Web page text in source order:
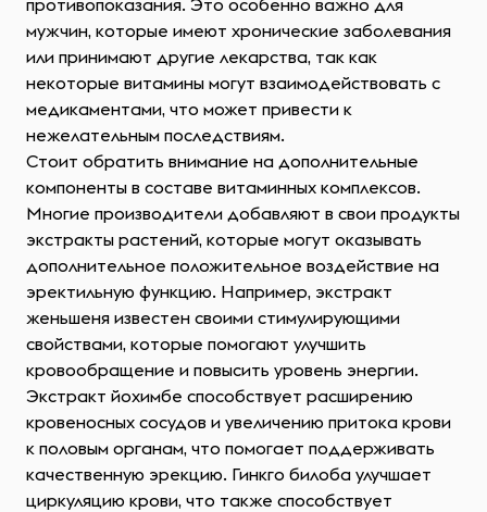
противопоказания. Это особенно важно для
мужчин, которые имеют хронические заболевания
или принимают другие лекарства, так как
некоторые витамины могут взаимодействовать с
медикаментами, что может привести к
нежелательным последствиям.
Стоит обратить внимание на дополнительные
компоненты в составе витаминных комплексов.
Многие производители добавляют в свои продукты
экстракты растений, которые могут оказывать
дополнительное положительное воздействие на
эректильную функцию. Например, экстракт
женьшеня известен своими стимулирующими
свойствами, которые помогают улучшить
кровообращение и повысить уровень энергии.
Экстракт йохимбе способствует расширению
кровеносных сосудов и увеличению притока крови
к половым органам, что помогает поддерживать
качественную эрекцию. Гинкго билоба улучшает
циркуляцию крови, что также способствует